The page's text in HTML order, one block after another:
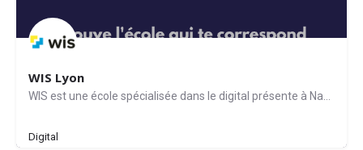
WIS Lyon
Digital